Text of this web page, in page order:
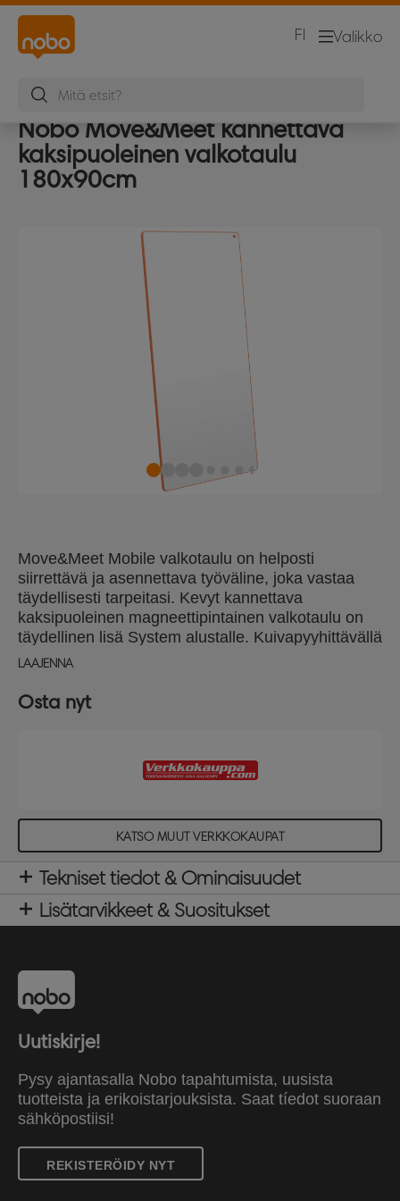
Valikko
FI
Nobo Move&Meet kannettava
kaksipuoleinen valkotaulu
180x90cm
Move&Meet Mobile valkotaulu on helposti
siirrettävä ja asennettava työväline, joka vastaa
täydellisesti tarpeitasi. Kevyt kannettava
kaksipuoleinen magneettipintainen valkotaulu on
täydellinen lisä System alustalle. Kuivapyyhittävällä
valkotaululla on pyöreäkulmaiset pehmeäpintaiset
LAAJENNA
Osta nyt
KATSO MUUT VERKKOKAUPAT
Tekniset tiedot & Ominaisuudet
Lisätarvikkeet & Suositukset
Uutiskirje!
Pysy ajantasalla Nobo tapahtumista, uusista
tuotteista ja erikoistarjouksista. Saat tíedot suoraan
sähköpostiisi!
REKISTERÖIDY NYT